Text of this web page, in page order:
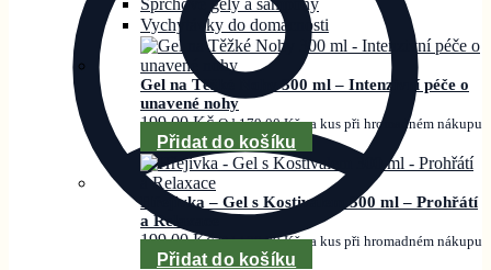
Sprchové gely a šampony
Vychytávky do domácnosti
Gel na Těžké Nohy 300 ml – Intenzivní péče o
unavené nohy
199,00Kč Od179,00Kčza kus při hromadném nákupu
Přidat do košíku
Hřejivka – Gel s Kostivalem 300 ml – Prohřátí
a Relaxace
199,00Kč Od179,00Kčza kus při hromadném nákupu
Přidat do košíku